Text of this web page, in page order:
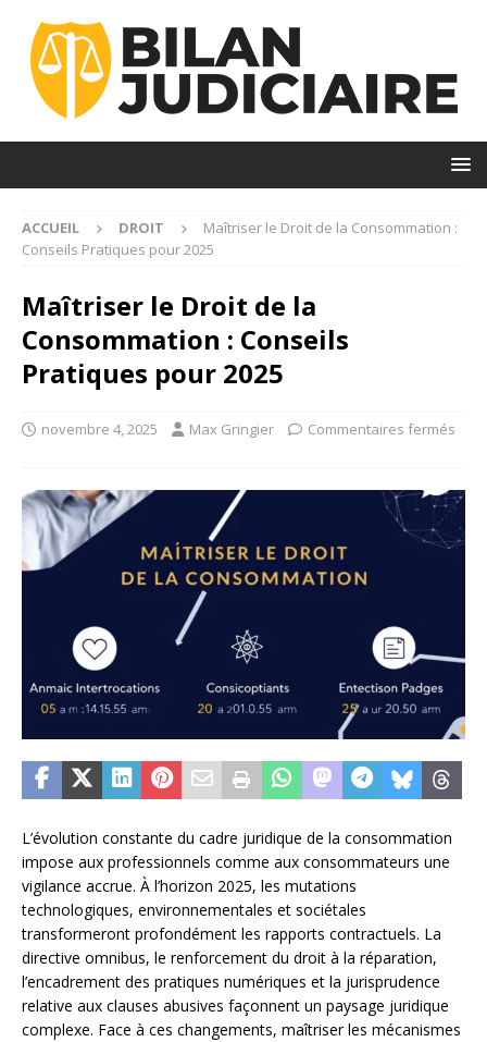
ACCUEIL DROIT
Maîtriser le Droit de la Consommation :
Conseils Pratiques pour 2025
Maîtriser le Droit de la
Consommation : Conseils
Pratiques pour 2025
novembre 4, 2025 Max Gringier Commentaires fermés
L’évolution constante du cadre juridique de la consommation
impose aux professionnels comme aux consommateurs une
vigilance accrue. À l’horizon 2025, les mutations
technologiques, environnementales et sociétales
transformeront profondément les rapports contractuels. La
directive omnibus, le renforcement du droit à la réparation,
l’encadrement des pratiques numériques et la jurisprudence
relative aux clauses abusives façonnent un paysage juridique
complexe. Face à ces changements, maîtriser les mécanismes